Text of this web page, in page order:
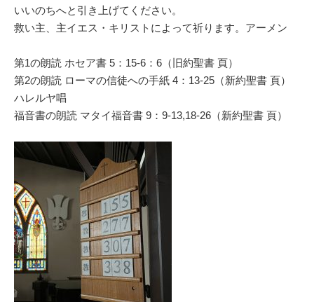
いいのちへと引き上げてください。
救い主、主イエス・キリストによって祈ります。アーメン
第1の朗読 ホセア書 5：15-6：6（旧約聖書 頁）
第2の朗読 ローマの信徒への手紙 4：13-25（新約聖書 頁）
ハレルヤ唱
福音書の朗読 マタイ福音書 9：9-13,18-26（新約聖書 頁）